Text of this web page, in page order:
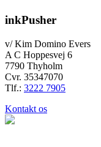
inkPusher
v/ Kim Domino Evers
A C Hoppesvej 6
7790 Thyholm
Cvr. 35347070
Tlf.: 3222 7905
Kontakt os